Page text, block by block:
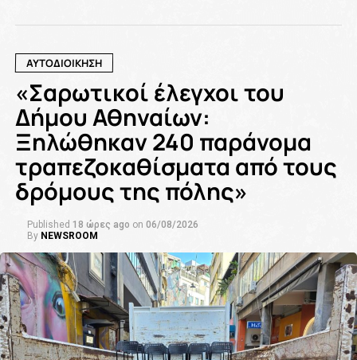
ΑΥΤΟΔΙΟΙΚΗΣΗ
«Σαρωτικοί έλεγχοι του
Δήμου Αθηναίων:
Ξηλώθηκαν 240 παράνομα
τραπεζοκαθίσματα από τους
δρόμους της πόλης»
Published 18 ώρες ago on 06/08/2026
By NEWSROOM